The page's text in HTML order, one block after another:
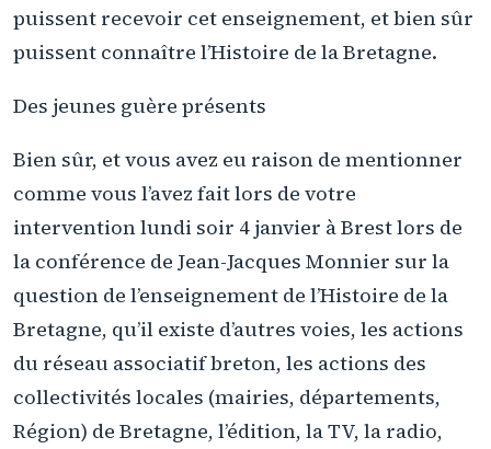
puissent recevoir cet enseignement, et bien sûr
puissent connaître l’Histoire de la Bretagne.
Des jeunes guère présents
Bien sûr, et vous avez eu raison de mentionner
comme vous l’avez fait lors de votre
intervention lundi soir 4 janvier à Brest lors de
la conférence de Jean-Jacques Monnier sur la
question de l’enseignement de l’Histoire de la
Bretagne, qu’il existe d’autres voies, les actions
du réseau associatif breton, les actions des
collectivités locales (mairies, départements,
Région) de Bretagne, l’édition, la TV, la radio,